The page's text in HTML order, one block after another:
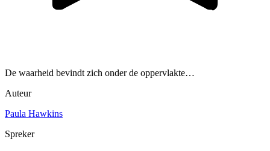
De waarheid bevindt zich onder de oppervlakte…
Auteur
Paula Hawkins
Spreker